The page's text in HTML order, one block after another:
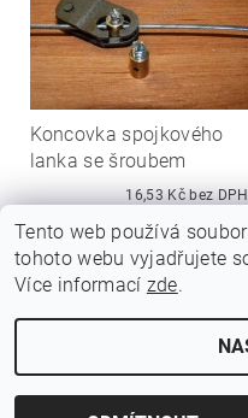
Koncovka spojkového
lanka se šroubem
16,53 Kč bez DPH
20 Kč
2026 ©Jawamarkt, všechna
Tento web používá
tohoto webu vyjadřujete
Více informací zde.